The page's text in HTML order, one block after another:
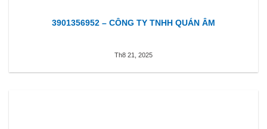
3901356952 – CÔNG TY TNHH QUÁN ÂM
Th8 21, 2025